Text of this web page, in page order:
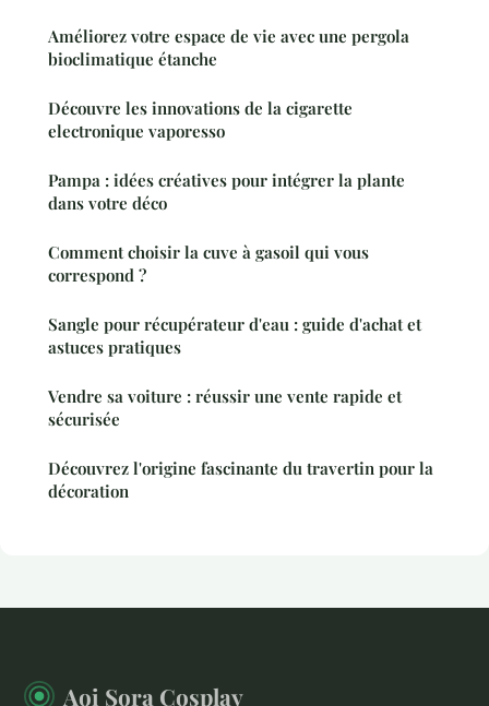
Améliorez votre espace de vie avec une pergola
bioclimatique étanche
Découvre les innovations de la cigarette
electronique vaporesso
Pampa : idées créatives pour intégrer la plante
dans votre déco
Comment choisir la cuve à gasoil qui vous
correspond ?
Sangle pour récupérateur d'eau : guide d'achat et
astuces pratiques
Vendre sa voiture : réussir une vente rapide et
sécurisée
Découvrez l'origine fascinante du travertin pour la
décoration
Aoi Sora Cosplay